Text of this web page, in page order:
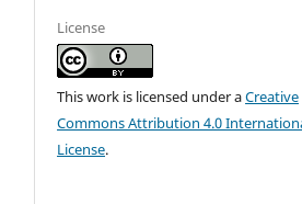
License
This work is licensed under aCreative
Commons Attribution 4.0
License.